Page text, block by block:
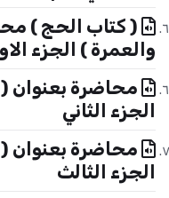
( كتاب الحج )
والعمرة ) الجزء
محاضرة بعنوان
الجزء الثاني
محاضرة بعنوان
الجزء الثالث